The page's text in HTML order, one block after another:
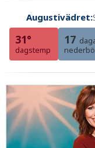
Augustivädret:
31°
dagstemp
17